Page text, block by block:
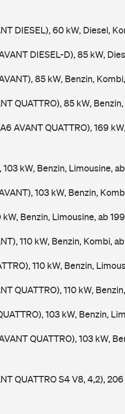
DIESEL), 60 kW, Diesel,
DIESEL-D), 85 kW,
85 kW, Benzin,
QUATTRO), 85 kW,
AVANT QUATTRO), 169
kW, Benzin, Limousine,
103 kW, Benzin,
kW, Benzin, Limousine, ab
110 kW, Benzin, Kombi,
110 kW, Benzin,
QUATTRO), 110 kW,
103 kW, Benzin,
QUATTRO), 103 kW,
QUATTRO S4 V8, 4,2),